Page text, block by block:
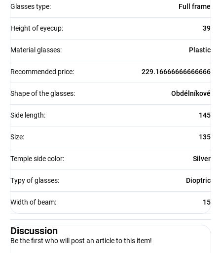
Glasses type: Full frame
Height of eyecup: 39
Material glasses: Plastic
Recommended price: 229.16666666666666
Shape of the glasses: Obdélníkové
Side length: 145
Size: 135
Temple side color: Silver
Typy of glasses: Dioptric
Width of beam: 15
Discussion
Be the first who will post an article to this item!